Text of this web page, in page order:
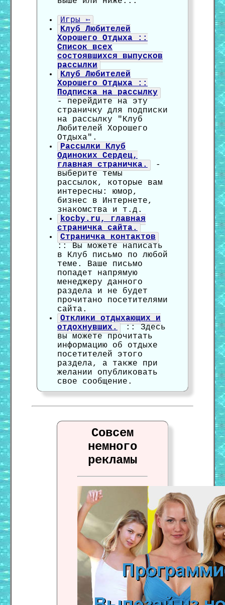
Игры ➳
Клуб Любителей
Хорошего Отдыха ::
Список всех
состоявшихся выпусков
рассылки
Клуб Любителей
Хорошего Отдыха ::
Подписка на рассылку
- перейдите на эту
страничку для подписки
на рассылку "Клуб
Любителей Хорошего
Отдыха".
Рассылки Клуб
Одиноких Сердец,
главная страничка.
-
выберите темы
рассылок, которые вам
интересны: юмор,
бизнес в Интернете,
знакомства и т.д.
kocby.ru, главная
страничка сайта.
Страничка контактов
:: Вы можете написать
в Клуб письмо по любой
теме. Ваше письмо
попадет напрямую
менеджеру данного
раздела и не будет
прочитано посетителями
сайта.
Отклики отдыхающих и
отдохнувших. :: Здесь
вы можете прочитать
информацию об отдыхе
посетителей этого
раздела, а также при
желании опубликовать
свое сообщение.
Совсем
немного
рекламы